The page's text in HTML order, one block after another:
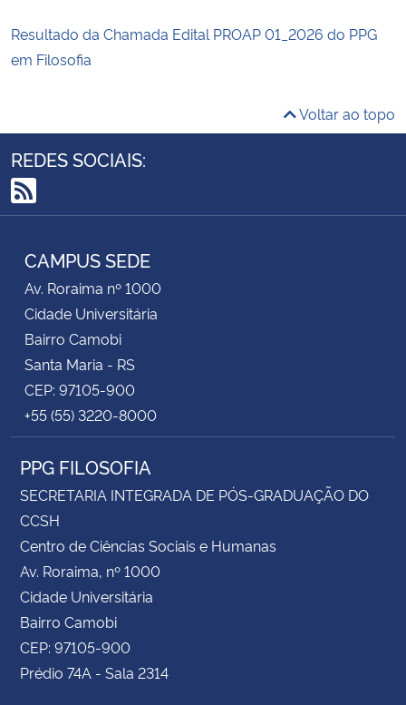
Resultado da Chamada Edital PROAP 01_2026 do PPG
em Filosofia
Voltar ao topo
REDES SOCIAIS:
RSS
CAMPUS SEDE
Av. Roraima nº 1000
Cidade Universitária
Bairro Camobi
Santa Maria - RS
CEP: 97105-900
+55 (55) 3220-8000
PPG FILOSOFIA
SECRETARIA INTEGRADA DE PÓS-GRADUAÇÃO DO
CCSH
Centro de Ciências Sociais e Humanas
Av. Roraima, nº 1000
Cidade Universitária
Bairro Camobi
CEP: 97105-900
Prédio 74A - Sala 2314